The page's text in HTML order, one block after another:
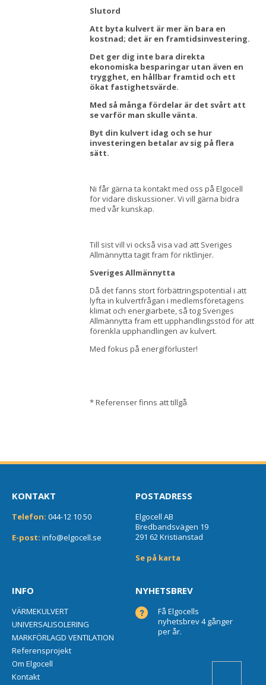
Slutord
Att byta kulvert är mer än bara en
kostnad; det är en framtidsinvestering.
Det ger dig inte bara direkta
ekonomiska besparingar utan även en
trygghet, en hållbar framtid och ett
ökat fastighetsvärde.
Med så många fördelar är det svårt att
se varför man skulle vänta.
Byt din kulvert idag och se hur
investeringen betalar av sig på flera
sätt.
Ni får gärna ta kontakt med oss på Elgocell
för vidare diskussioner. Vi vill gärna bidra
med vår kunskap.
Till sist vill vi också visa vad att Sveriges
Allmännytta tagit fram för riktlinjer.
Sveriges Allmännytta
Då det fanns stort förbättringspotential i att
lyfta in kulvertfrågan i medlemsföretagens
klimat och energiarbete, så tog Sveriges
Allmännytta fram ett upphandlingsstöd för att
förenkla upphandlingen av kulvert.
Med fokus på energiförluster!
* Referenser finns att tillgå
KONTAKT
Telefon: 044-12 10 50
E-post: info@elgocell.se
POSTADRESS
Elgocell AB
Bredbandsvägen 19
291 62 Kristianstad
Se på karta
INFO
VÄRMEKULVERT
UNIVERSALISOLERING
MARKFÖRLAGD VENTILATION
Referensprojekt
Om Elgocell
Kontakt
NYHETSBREV
Få Elgocells
nyhetsbrev 4 gånger
per år.